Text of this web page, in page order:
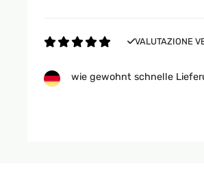
VALUTAZIONE
wie gewohnt schnelle